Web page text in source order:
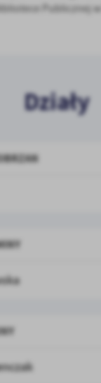
Publicznej
Działy